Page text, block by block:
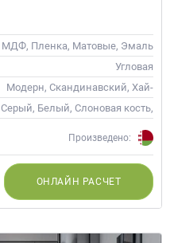
МДФ, Пленка, Матовые, Эмаль
Угловая
Модерн, Скандинавский, Хай-
тек, Неоклассика,
Современные
Серый, Белый, Слоновая кость,
Белый верх темный низ
Произведено:
ОНЛАЙН РАСЧЕТ